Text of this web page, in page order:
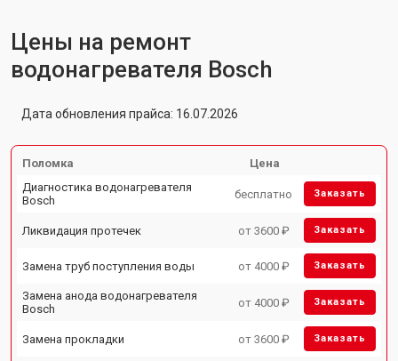
Цены на ремонт
водонагревателя Bosch
Дата обновления прайса: 16.07.2026
Поломка
Цена
Диагностика водонагревателя
Bosch
бесплатно Заказать
Ликвидация протечек от 3600 ₽ Заказать
Замена труб поступления воды от 4000 ₽ Заказать
Замена анода водонагревателя
Bosch
от 4000 ₽ Заказать
Замена прокладки от 3600 ₽ Заказать